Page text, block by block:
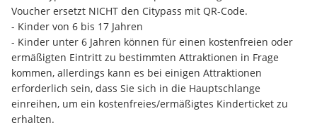
Voucher ersetzt NICHT den Citypass mit QR-Code.
- Kinder von 6 bis 17 Jahren
- Kinder unter 6 Jahren können für einen kostenfreien oder
ermäßigten Eintritt zu bestimmten Attraktionen in Frage
kommen, allerdings kann es bei einigen Attraktionen
erforderlich sein, dass Sie sich in die Hauptschlange
einreihen, um ein kostenfreies/ermäßigtes Kinderticket zu
erhalten.